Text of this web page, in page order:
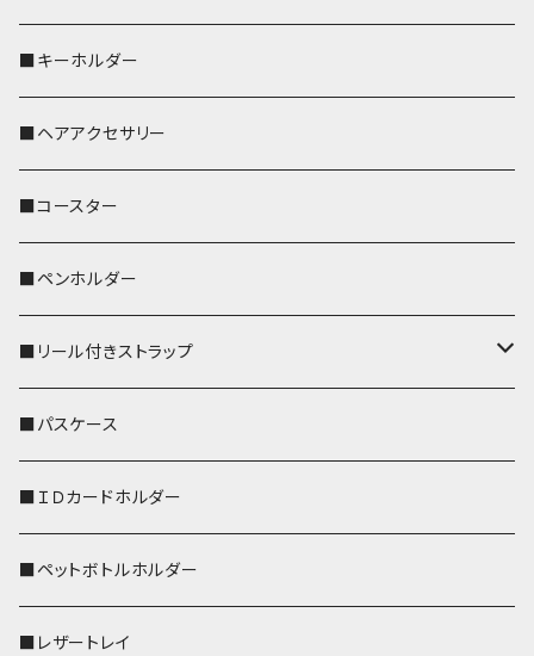
歌うオカメちゃん
おかめ３兄弟
セキセイインコ
文鳥
鹿
ペンギン
■キーホルダー
■ヘアアクセサリー
■コースター
■ペンホルダー
■リール付きストラップ
リールのみ
ストラップ付
■パスケース
■ＩＤカードホルダー
■ペットボトルホルダー
■レザートレイ